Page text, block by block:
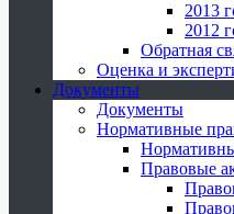
2013
2012
Обратная
Оценка и
Документы
Документы
Нормативные
Правовые